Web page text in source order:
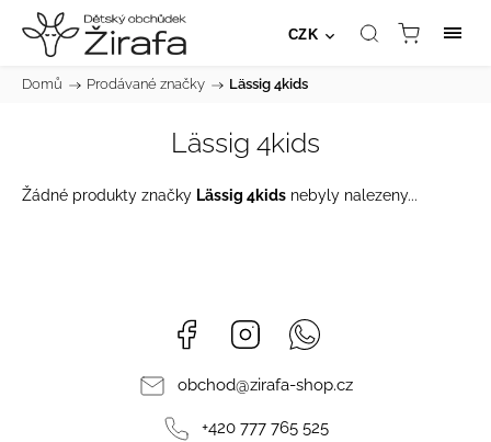
CZK
Domů / Prodávané značky / Lässig 4kids
Lässig 4kids
Žádné produkty značky Lässig 4kids nebyly nalezeny...
Facebook Instagram
obchod@zirafa-shop.cz
+420 777 765 525